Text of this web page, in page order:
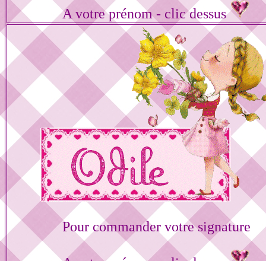
A votre prénom - clic dessus
Pour commander votre signature